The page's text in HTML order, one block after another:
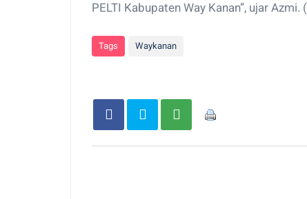
PELTI Kabupaten Way Kanan”, ujar Azmi.
Tags Waykanan